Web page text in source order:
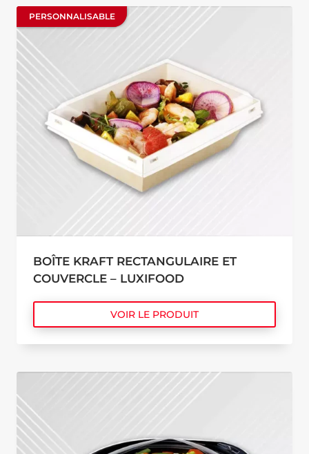
PERSONNALISABLE
BOÎTE KRAFT RECTANGULAIRE ET
COUVERCLE – LUXIFOOD
VOIR LE PRODUIT
PERSONNALISABLE